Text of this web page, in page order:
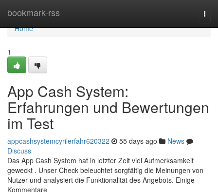
bookmark-rss
Home
Home
1
App Cash System:
Erfahrungen und Bewertungen
im Test
appcashsystemcyrilerfahr620322 55 days ago
News
Discuss
Das App Cash System hat in letzter Zeit viel Aufmerksamkeit
geweckt . Unser Check beleuchtet sorgfältig die Meinungen von
Nutzer und analysiert die Funktionalität des Angebots. Einige
Kommentare